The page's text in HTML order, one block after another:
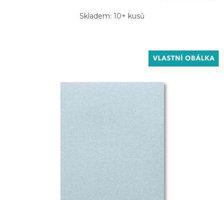
Skladem: 10+ kusů